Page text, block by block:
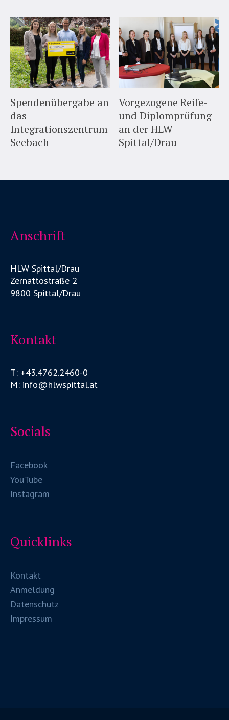
Spendenübergabe an
das
Integrationszentrum
Seebach
Vorgezogene Reife-
und Diplomprüfung
an der HLW
Spittal/Drau
Anschrift
HLW Spittal/Drau
Zernattostraße 2
9800 Spittal/Drau
Kontakt
T: +43.4762.2460-0
M: info@hlwspittal.at
Socials
Facebook
YouTube
Instagram
Quicklinks
Kontakt
Anmeldung
Datenschutz
Impressum